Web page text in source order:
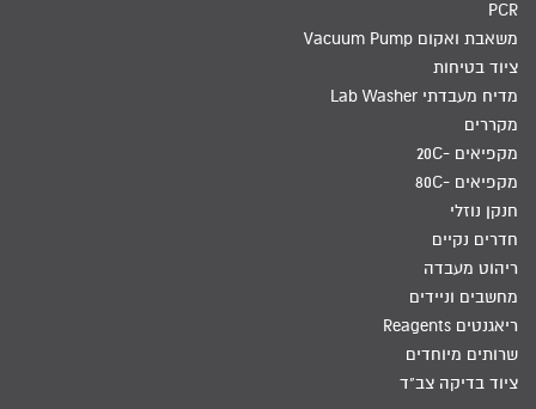
PCR
משאבת ואקום Vacuum Pump
ציוד בטיחות
מדיח מעבדתי Lab Washer
מקררים
מקפיאים -20C
מקפיאים -80C
חנקן נוזלי
חדרים נקיים
ריהוט מעבדה
מחשבים וניידים
ריאגנטים Reagents
שרותים מיוחדים
ציוד בדיקה צב"ד